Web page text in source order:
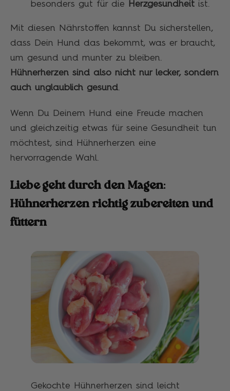
besonders gut für die Herzgesundheit ist.
Mit diesen Nährstoffen kannst Du sicherstellen,
dass Dein Hund das bekommt, was er braucht,
um gesund und munter zu bleiben.
Hühnerherzen sind also nicht nur lecker, sondern
auch unglaublich gesund.
Wenn Du Deinem Hund eine Freude machen
und gleichzeitig etwas für seine Gesundheit tun
möchtest, sind Hühnerherzen eine
hervorragende Wahl.
Liebe geht durch den Magen:
Hühnerherzen richtig zubereiten und
füttern
Gekochte Hühnerherzen sind leicht